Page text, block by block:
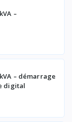
–
– démarrage
digital